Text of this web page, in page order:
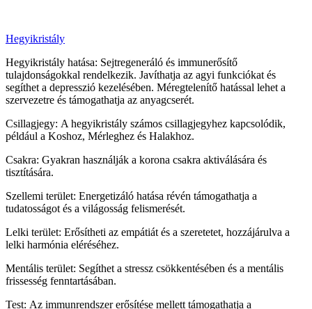
Hegyikristály
Hegyikristály hatása: Sejtregeneráló és immunerősítő
tulajdonságokkal rendelkezik. Javíthatja az agyi funkciókat és
segíthet a depresszió kezelésében. Méregtelenítő hatással lehet a
szervezetre és támogathatja az anyagcserét.
Csillagjegy: A hegyikristály számos csillagjegyhez kapcsolódik,
például a Koshoz, Mérleghez és Halakhoz.
Csakra: Gyakran használják a korona csakra aktiválására és
tisztítására.
Szellemi terület: Energetizáló hatása révén támogathatja a
tudatosságot és a világosság felismerését.
Lelki terület: Erősítheti az empátiát és a szeretetet, hozzájárulva a
lelki harmónia eléréséhez.
Mentális terület: Segíthet a stressz csökkentésében és a mentális
frissesség fenntartásában.
Test: Az immunrendszer erősítése mellett támogathatja a